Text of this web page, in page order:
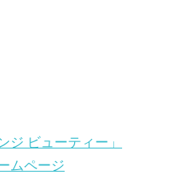
ビューティー」
ムページ